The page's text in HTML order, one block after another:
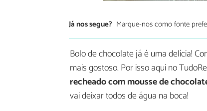
Já nos segue? Marque-nos como fonte
Bolo de chocolate já é uma delícia!
mais gostoso. Por isso aqui no
recheado com mousse de
vai deixar todos de água na boca!